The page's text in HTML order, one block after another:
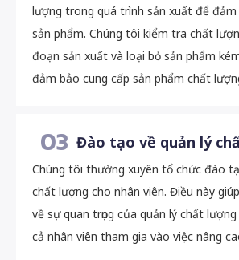
lượng trong quá trình sản xuất để
sản phẩm. Chúng tôi kiểm tra chất
đoạn sản xuất và loại bỏ sản phẩm
đảm bảo cung cấp sản phẩm chất
03 Đào tạo về quản lý
Chúng tôi thường xuyên tổ chức đào
chất lượng cho nhân viên. Điều này
về sự quan trọng của quản lý chất
cả nhân viên tham gia vào việc nâng